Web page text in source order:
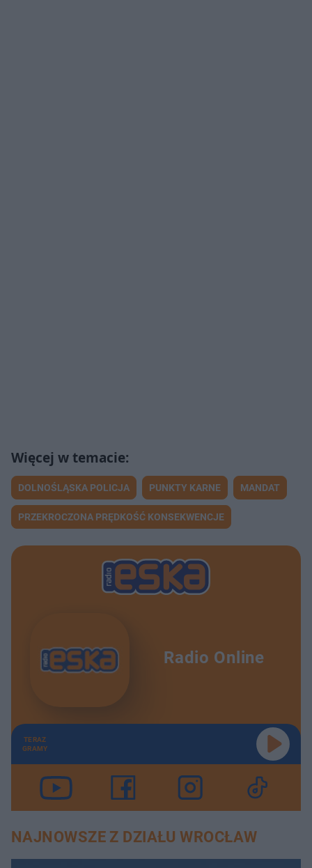
DOLNOŚLĄSKA POLICJA PUNKTY KARNE MANDAT
PRZEKROCZONA PRĘDKOŚĆ KONSEKWENCJE
Radio Online
TERAZ
GRAMY
NAJNOWSZE Z DZIAŁU WROCŁAW